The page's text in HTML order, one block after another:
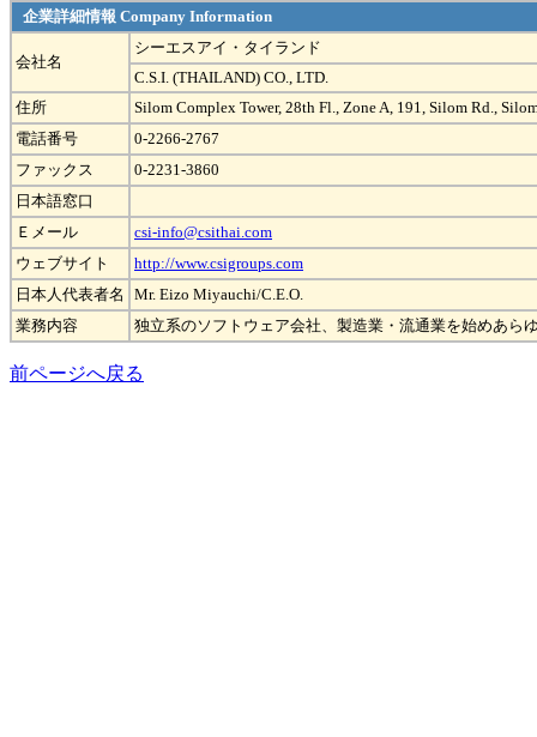
企業詳細情報 Company Information
会社名
シーエスアイ・タイランド
C.S.I. (THAILAND) CO., LTD.
住所
Silom Complex Tower, 28th Fl., Zone A, 191, Silom Rd.,
電話番号
0-2266-2767
ファックス
0-2231-3860
日本語窓口
Ｅメール
csi-info@csithai.com
ウェブサイト
http://www.csigroups.com
日本人代表者名
Mr. Eizo Miyauchi/C.E.O.
業務内容
独立系のソフトウェア会社、製造業・流通業を始めあら
前ページへ戻る